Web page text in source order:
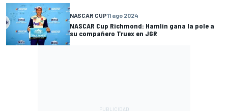
NASCAR CUP11 ago 2024
NASCAR Cup Richmond: Hamlin gana la pole a
su compañero Truex en JGR